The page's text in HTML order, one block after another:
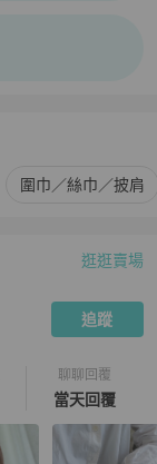
圍巾／絲巾／披肩
逛逛賣場
追蹤
聊聊回覆
當天回覆